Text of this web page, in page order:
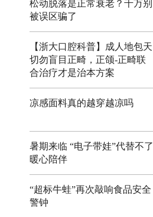
松动脱落是正常衰老？千万别
被误区骗了
【浙大口腔科普】成人地包天
切勿盲目正畸，正颌‑正畸联
合治疗才是治本方案
凉感面料真的越穿越凉吗
暑期来临 “电子带娃”代替不了
暖心陪伴
“超标牛蛙”再次敲响食品安全
警钟